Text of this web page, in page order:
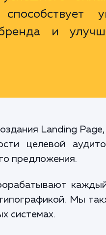
и
Landing
целевой
предложения.
Мы
системах.